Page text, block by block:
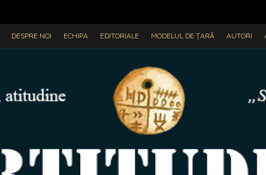
DESPRE NOI ECHIPA EDITORIALE MODELUL DE ȚARĂ AUTORI